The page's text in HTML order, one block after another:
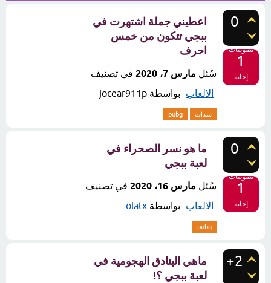
0
تصويتات
1
إجابة
اعطيني جملة اشتهرت في
ببجي تتكون من خمس
احرف
سُئل مارس 7، 2020
في تصنيف
الالعاب
بواسطة jocear911p
شدات pubg
0
تصويتات
1
إجابة
ما هو نسر الصحراء في
لعبة ببجي
سُئل مارس 16، 2020
في تصنيف
الالعاب
بواسطة olatx
pubg
+2
ماهي البنادق الهجومية في
لعبة ببجي ؟!